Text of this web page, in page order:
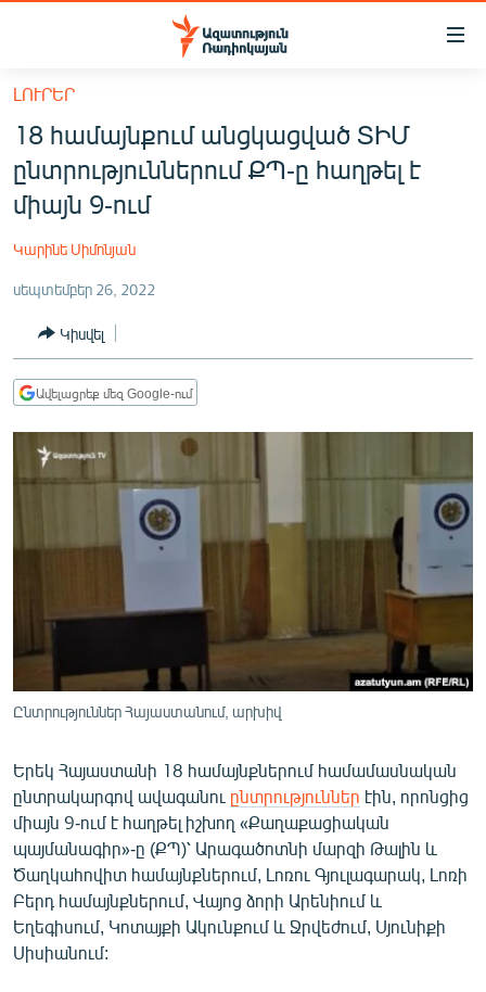
Մատչելիության
հիմնական
բովանդակությանը
Անցնել
հիմնական
մենյուին
ՔԱՂԱՔԱԿԱՆ
ՏՆՏԵՍՈՒԹՅՈՒՆ
ՂԱՐԱԲԱՂ
ՏԱՐԱԾԱՇՐՋԱՆ
ՄՇԱԿՈՒՅԹ
ՄԵԿՆԱԲԱՆՈՒԹՅՈՒՆ
ՏՏ ԵՒ ԻՆՏԵՐՆԵՏ
ՏԵՍԱՆՅՈՒԹԵՐ
ԲԱՆԱՎԵՃ
ՁԳՏԵԼՈՎ ԼԱՎԱԳՈՒՅՆԻՆ
ՓՈԴՔԱՍԹ
Հայերեն
ԼՈՒՐԵՐ
18 համայնքում անցկացված ՏԻՄ
ընտրություններում ՔՊ-ը հաղթել է
միայն 9-ում
Կարինե Սիմոնյան
սեպտեմբեր 26, 2022
Կիսվել
Ավելացրեք մեզ Google-ում
Ընտրություններ Հայաստանում, արխիվ
Երեկ Հայաստանի 18 համայնքներում համամասնական
ընտրակարգով ավագանու ընտրություններ էին, որոնցից
միայն 9-ում է հաղթել իշխող «Քաղաքացիական
պայմանագիր»-ը (ՔՊ)՝ Արագածոտնի մարզի Թալին և
Ծաղկահովիտ համայնքներում, Լոռու Գյուլագարակ, Լոռի
Բերդ համայնքներում, Վայոց ձորի Արենիում և
Եղեգիսում, Կոտայքի Ակունքում և Ջրվեժում, Սյունիքի
Սիսիանում: